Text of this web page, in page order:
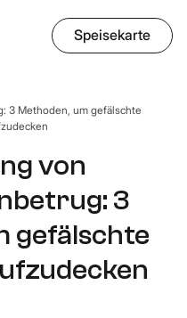
Speisekarte
3 Methoden, um gefälschte
von
3
gefälschte